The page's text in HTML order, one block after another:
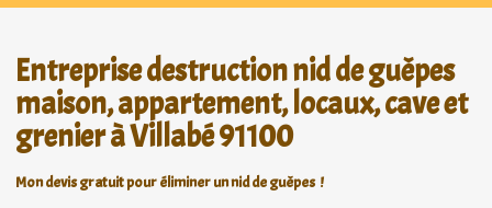
Entreprise destruction nid de guêpes
maison, appartement, locaux, cave et
grenier à Villabé 91100
Mon devis gratuit pour éliminer un nid de guêpes !